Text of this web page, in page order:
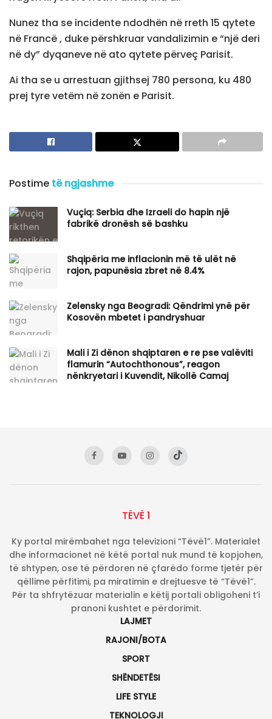
Nunez tha se incidente ndodhën në rreth 15 qytete
në Francë , duke përshkruar vandalizimin e “një deri
në dy” dyqaneve në ato qytete përveç Parisit.
Ai tha se u arrestuan gjithsej 780 persona, ku 480
prej tyre vetëm në zonën e Parisit.
Postime të ngjashme
Vuçiq: Serbia dhe Izraeli do hapin një
fabrikë dronësh së bashku
Shqipëria me inflacionin më të ulët në
rajon, papunësia zbret në 8.4%
Zelensky nga Beogradi: Qëndrimi ynë për
Kosovën mbetet i pandryshuar
​Mali i Zi dënon shqiptaren e re pse valëviti
flamurin “Autochthonous”, reagon
nënkryetari i Kuvendit, Nikollë Camaj
TËVË 1
Ky portal mirëmbahet nga televizioni “Tëvë1”. Materialet
dhe informacionet në këtë portal nuk mund të kopjohen,
të shtypen, ose të përdoren në çfarëdo forme tjetër për
qëllime përfitimi, pa miratimin e drejtuesve të “Tëvë1”.
Për ta shfrytëzuar materialin e këtij portali obligoheni t’i
pranoni kushtet e përdorimit.
LAJMET
RAJONI/BOTA
SPORT
SHËNDETËSI
LIFE STYLE
TEKNOLOGJI